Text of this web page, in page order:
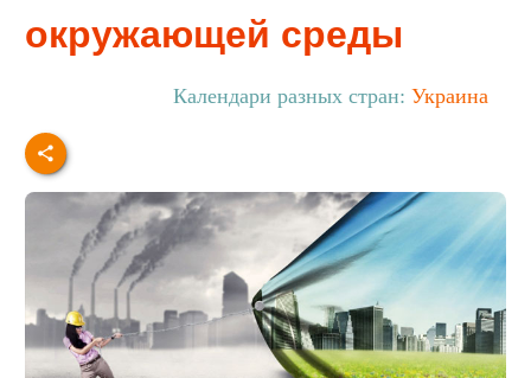
окружающей среды
Календари разных стран: Украина